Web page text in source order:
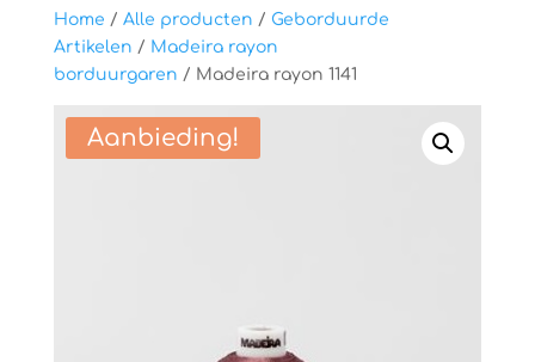
Home / Alle producten / Geborduurde
Artikelen / Madeira rayon
borduurgaren / Madeira rayon 1141
Aanbieding!